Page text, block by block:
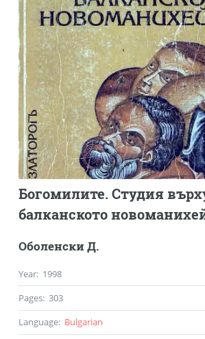
Богомилите. Студия
балканското
Оболенски Д.
Year: 1998
Pages: 303
Language: Bulgarian